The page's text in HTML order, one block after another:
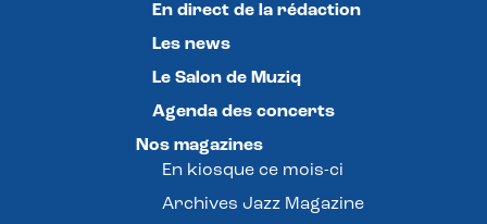
En direct de la rédaction
Les news
Le Salon de Muziq
Agenda des concerts
Nos magazines
En kiosque ce mois-ci
Archives Jazz Magazine